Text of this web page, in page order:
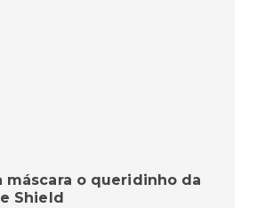
máscara o queridinho da
Shield